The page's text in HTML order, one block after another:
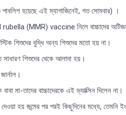
ও পাবলিশ হয়েছে এই ম্যাগাজিনেই, গত সোমবার) ।
(MMR) vaccine নিলে বাচ্চাদের
শিশুদের বুদ্ধি অন্য শিশুদের মতো হয় না।
শিশুদের থেকে আলাদা হয়।
মা-তাদের বাচ্চাদেরকে এই ভ্যাক্সিন দিলেন না।
দেওয়া হয় জন্মের পর পরই কিছুদিনের মধ্যে, তেমনি